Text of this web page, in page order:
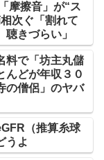
摩擦音」が“ス
次ぐ「割れて
きづらい」
料で「坊主丸儲
どが年収３０
の僧侶」のヤバ
（推算糸球
うよ